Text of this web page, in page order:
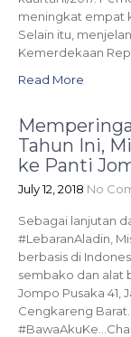
meningkat empat
Selain itu,
Kemerdekaan
Read More
Tahun Ini,
ke Panti
July 12, 2018 No
Sebagai lanjutan
#LebaranAladin,
berbasis di
sembako dan alat
Jompo Pusaka 41,
Cengkareng